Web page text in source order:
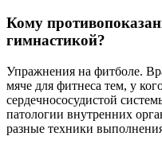
Кому
гимнастикой?
Упражнения на фитболе.
мяче для фитнеса тем, у
сердечнососудистой
патологии внутренних
разные техники